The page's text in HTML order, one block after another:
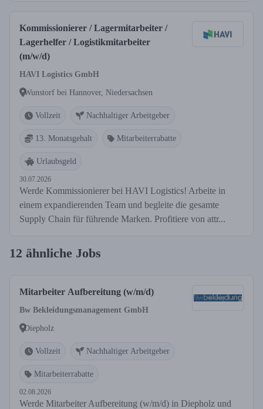
Kommissionierer / Lagermitarbeiter /
Lagerhelfer / Logistikmitarbeiter
(m/w/d)
HAVI Logistics GmbH
Wunstorf bei Hannover, Niedersachsen
Vollzeit Nachhaltiger Arbeitgeber
13. Monatsgehalt Mitarbeiterrabatte
Urlaubsgeld
30.07.2026
Werde Kommissionierer bei HAVI Logistics! Arbeite in
einem expandierenden Team und begleite die gesamte
Supply Chain für führende Marken. Profitiere von attr...
12 ähnliche Jobs
Mitarbeiter Aufbereitung (w/m/d)
Bw Bekleidungsmanagement GmbH
Diepholz
Vollzeit Nachhaltiger Arbeitgeber
Mitarbeiterrabatte
02.08.2026
Werde Mitarbeiter Aufbereitung (w/m/d) in Diepholz und